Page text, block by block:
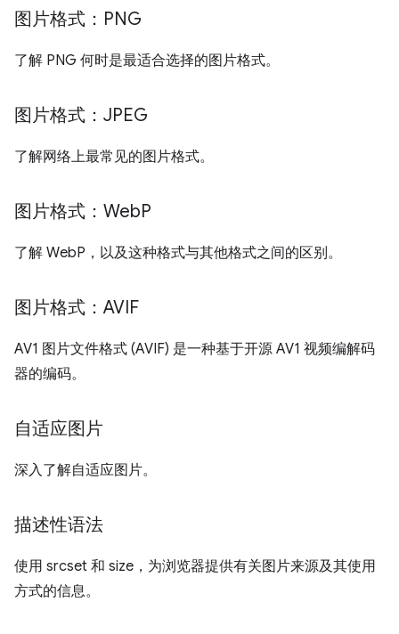
图片格式：PNG
了解 PNG 何时是最适合选择的图片格式。
图片格式：JPEG
了解网络上最常见的图片格式。
图片格式：WebP
了解 WebP，以及这种格式与其他格式之间的区别。
图片格式：AVIF
AV1 图片文件格式 (AVIF) 是一种基于开源 AV1 视频编解码
器的编码。
自适应图片
深入了解自适应图片。
描述性语法
使用 srcset 和 size，为浏览器提供有关图片来源及其使用
方式的信息。